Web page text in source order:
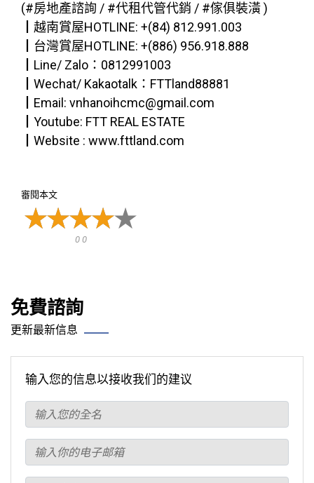
(#房地產諮詢 / #代租代管代銷 / #傢俱裝潢 )
┃越南賞屋HOTLINE: +(84) 812.991.003
┃台灣賞屋HOTLINE: +(886) 956.918.888
┃Line/ Zalo：0812991003
┃Wechat/ Kakaotalk：FTTland88881
┃Email: vnhanoihcmc@gmail.com
┃Youtube: FTT REAL ESTATE
┃Website : www.fttland.com
審閱本文
0 0
免費諮詢
更新最新信息
输入您的信息以接收我们的建议